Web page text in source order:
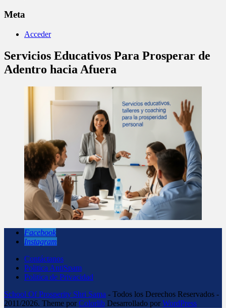
Meta
Acceder
Servicios Educativos Para Prosperar de
Adentro hacia Afuera
Facebook
Instagram
Contáctanos
Politica AntiSpam
Politica de Privacidad
School Of Prosperity Shri Sama - Todos los Derechos Reservados -
2011/2026. Theme por Colorlib Desarrollado por WordPress